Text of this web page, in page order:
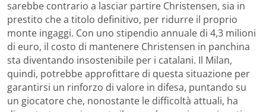
sarebbe contrario a lasciar partire Christensen, sia in
prestito che a titolo definitivo, per ridurre il proprio
monte ingaggi. Con uno stipendio annuale di 4,3 milioni
di euro, il costo di mantenere Christensen in panchina
sta diventando insostenibile per i catalani. Il Milan,
quindi, potrebbe approfittare di questa situazione per
garantirsi un rinforzo di valore in difesa, puntando su
un giocatore che, nonostante le difficoltà attuali, ha